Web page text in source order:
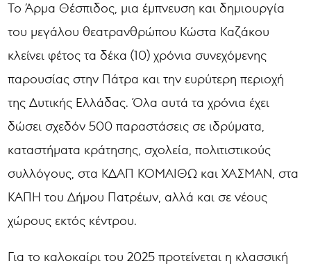
Το Άρμα Θέσπιδος, μια έμπνευση και δημιουργία
του μεγάλου θεατρανθρώπου Κώστα Καζάκου
κλείνει φέτος τα δέκα (10) χρόνια συνεχόμενης
παρουσίας στην Πάτρα και την ευρύτερη περιοχή
της Δυτικής Ελλάδας. Όλα αυτά τα χρόνια έχει
δώσει σχεδόν 500 παραστάσεις σε ιδρύματα,
καταστήματα κράτησης, σχολεία, πολιτιστικούς
συλλόγους, στα ΚΔΑΠ ΚΟΜΑΙΘΩ και ΧΑΣΜΑΝ, στα
ΚΑΠΗ του Δήμου Πατρέων, αλλά και σε νέους
χώρους εκτός κέντρου.
Για το καλοκαίρι του 2025 προτείνεται η κλασσική